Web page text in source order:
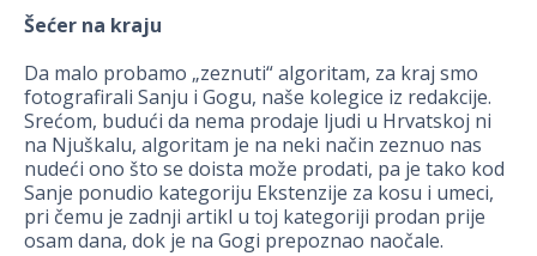
Šećer na kraju
Da malo probamo „zeznuti“ algoritam, za kraj smo
fotografirali Sanju i Gogu, naše kolegice iz redakcije.
Srećom, budući da nema prodaje ljudi u Hrvatskoj ni
na Njuškalu, algoritam je na neki način zeznuo nas
nudeći ono što se doista može prodati, pa je tako kod
Sanje ponudio kategoriju Ekstenzije za kosu i umeci,
pri čemu je zadnji artikl u toj kategoriji prodan prije
osam dana, dok je na Gogi prepoznao naočale.